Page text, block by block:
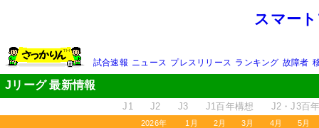
スマー
試合速報 ニュース プレスリリース ランキング 故障者
Jリーグ 最新情報
J1 J2 J3 J1百年構想 J2・J3百
2026年 1月 2月 3月 4月 5月